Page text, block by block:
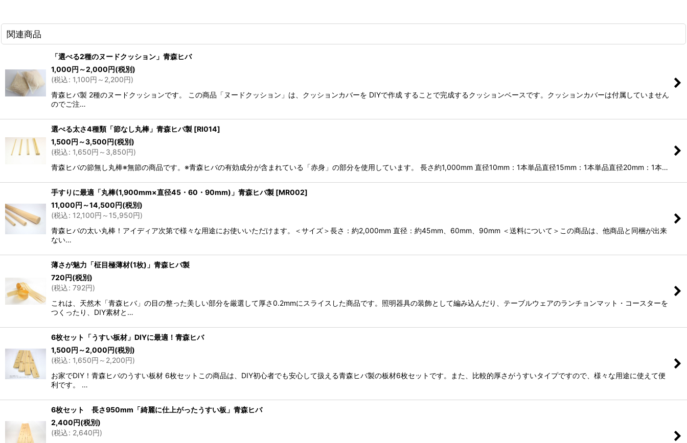
関連商品
「選べる2種のヌードクッション」青森ヒバ
1,000円 ～2,000円(税別)
(税込: 1,100円 ～2,200円)
青森ヒバ製 2種のヌードクッションです。 この商品「ヌードクッション」は、クッションカバーを DIYで作成 することで完成するクッションベースです。クッションカバーは付属していません
のでご注…
選べる太さ4種類「節なし丸棒」青森ヒバ製 [RI014]
1,500円 ～3,500円(税別)
(税込: 1,650円 ～3,850円)
青森ヒバの節無し丸棒※無節の商品です。※青森ヒバの有効成分が含まれている「赤身」の部分を使用しています。 長さ約1,000mm 直径10mm：1本単品直径15mm：1本単品直径20mm：1本…
手すりに最適「丸棒(1,900mm×直径45・60・90mm)」青森ヒバ製 [MR002]
11,000円 ～14,500円(税別)
(税込: 12,100円 ～15,950円)
青森ヒバの太い丸棒！アイディア次第で様々な用途にお使いいただけます。＜サイズ＞長さ：約2,000mm 直径：約45mm、60mm、90mm ＜送料について＞この商品は、他商品と同梱が出来
ない…
薄さが魅力「柾目極薄材(1枚)」青森ヒバ製
720円(税別)
(税込: 792円)
これは、天然木「青森ヒバ」の目の整った美しい部分を厳選して厚さ0.2mmにスライスした商品です。照明器具の装飾として編み込んだり、テーブルウェアのランチョンマット・コースターを
つくったり、DIY素材と…
6枚セット「うすい板材」DIYに最適！青森ヒバ
1,500円 ～2,000円(税別)
(税込: 1,650円 ～2,200円)
お家でDIY！青森ヒバのうすい板材 6枚セットこの商品は、DIY初心者でも安心して扱える青森ヒバ製の板材6枚セットです。また、比較的厚さがうすいタイプですので、様々な用途に使えて便
利です。 …
6枚セット 長さ950mm「綺麗に仕上がったうすい板」青森ヒバ
2,400円(税別)
(税込: 2,640円)